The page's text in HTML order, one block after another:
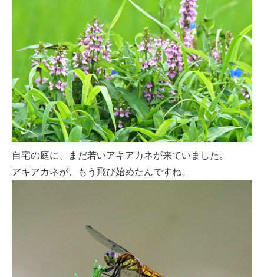
自宅の庭に、まだ若いアキアカネが来ていました。
アキアカネが、もう飛び始めたんですね。